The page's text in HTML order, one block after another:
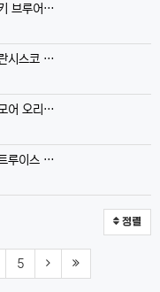
브루어…
시스코 …
어 오리…
루이스 …
정렬
5